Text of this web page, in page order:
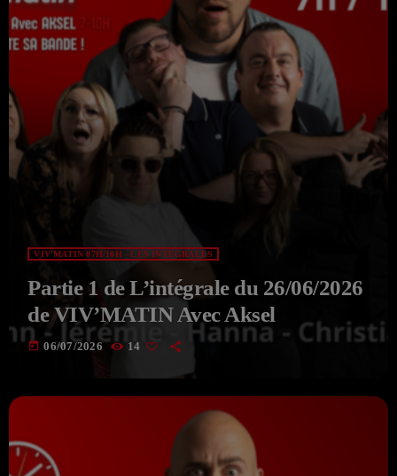
VIV'MATIN 07H/10H - LES INTÉGRALES
Partie 1 de L’intégrale du 26/06/2026
de VIV’MATIN Avec Aksel
today 06/07/2026 14